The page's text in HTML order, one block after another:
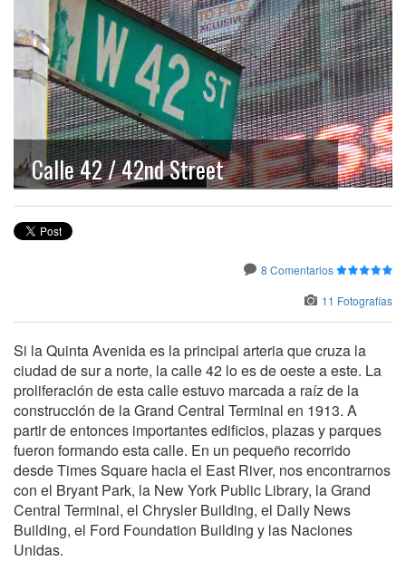
Calle 42 / 42nd Street
8 Comentarios
11 Fotografías
Si la Quinta Avenida es la principal arteria que cruza la
ciudad de sur a norte, la calle 42 lo es de oeste a este. La
proliferación de esta calle estuvo marcada a raíz de la
construcción de la Grand Central Terminal en 1913. A
partir de entonces importantes edificios, plazas y parques
fueron formando esta calle. En un pequeño recorrido
desde Times Square hacia el East River, nos encontrarnos
con el Bryant Park, la New York Public Library, la Grand
Central Terminal, el Chrysler Building, el Daily News
Building, el Ford Foundation Building y las Naciones
Unidas.